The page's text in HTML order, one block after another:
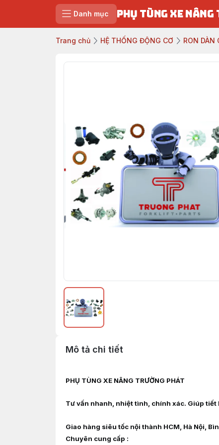
Danh mục PHỤ TÙNG XE NÂNG
Trang chủ HỆ THỐNG ĐỘNG CƠ RON DÀN
Mô tả chi tiết
PHỤ TÙNG XE NÂNG TRƯỜNG PHÁT
Tư vấn nhanh, nhiệt tình, chính xác. Giúp tiết
Giao hàng siêu tốc nội thành HCM, Hà Nội,
Chuyên cung cấp :